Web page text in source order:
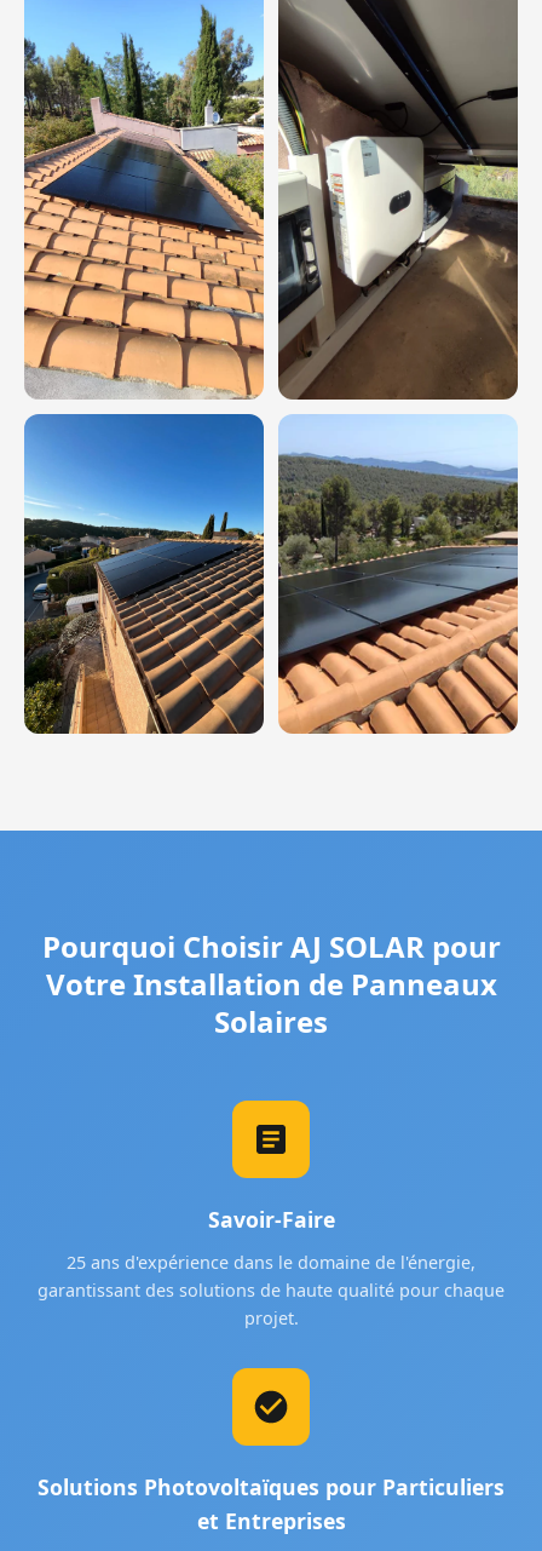
Pourquoi Choisir AJ SOLAR pour
Votre Installation de Panneaux
Solaires
Savoir-Faire
25 ans d'expérience dans le domaine de l'énergie,
garantissant des solutions de haute qualité pour chaque
projet.
Solutions Photovoltaïques pour Particuliers
et Entreprises